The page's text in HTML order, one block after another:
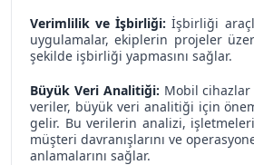
Verimlilik ve İşbirliği: İşbirliği
uygulamalar, ekiplerin projeler
şekilde işbirliği yapmasını sağlar.
Büyük Veri Analitiği: Mobil
veriler, büyük veri analitiği için
gelir. Bu verilerin analizi,
müşteri davranışlarını ve
anlamalarını sağlar.